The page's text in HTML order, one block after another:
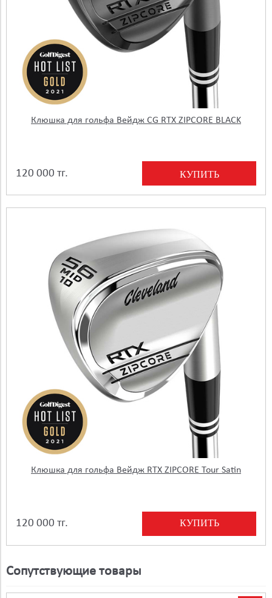
Клюшка для гольфа Вейдж CG RTX ZIPCORE BLACK
120 000 тг. КУПИТЬ
Клюшка для гольфа Вейдж RTX ZIPCORE Tour Satin
120 000 тг. КУПИТЬ
Сопутствующие товары